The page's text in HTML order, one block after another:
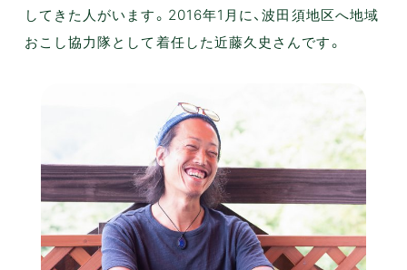
してきた人がいます。2016年1月に、波田須地区へ地域
おこし協力隊として着任した近藤久史さんです。